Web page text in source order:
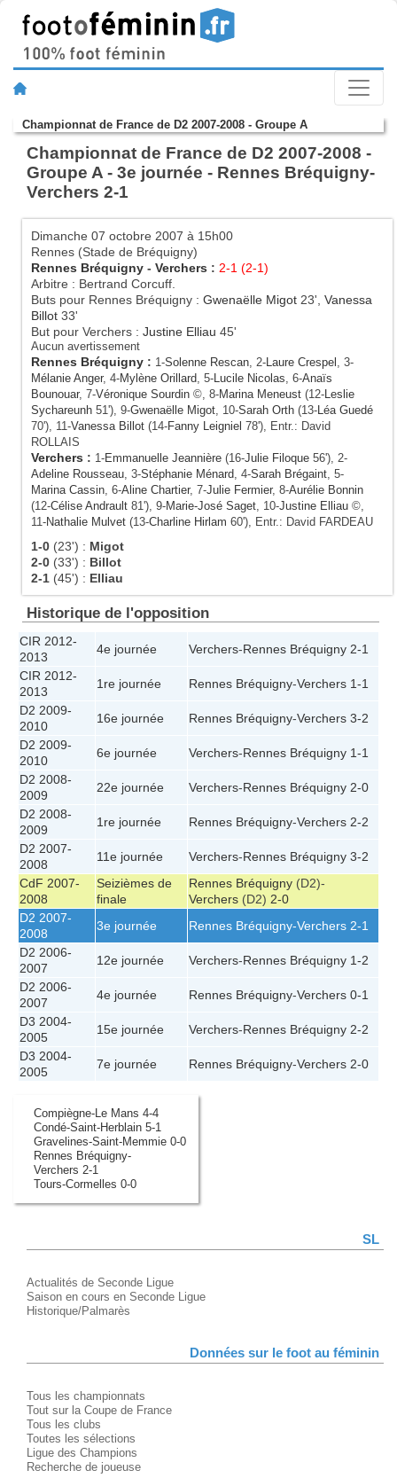
Championnat de France de D2 2007-2008 - Groupe A
Championnat de France de D2 2007-2008 -
Groupe A - 3e journée - Rennes Bréquigny-
Verchers 2-1
Dimanche 07 octobre 2007 à 15h00
Rennes (Stade de Bréquigny)
Rennes Bréquigny - Verchers : 2-1 (2-1)
Arbitre : Bertrand Corcuff.
Buts pour Rennes Bréquigny : Gwenaëlle Migot 23', Vanessa
Billot 33'
But pour Verchers : Justine Elliau 45'
Aucun avertissement
Rennes Bréquigny : 1-Solenne Rescan, 2-Laure Crespel , 3-
Mélanie Anger, 4-Mylène Orillard, 5-Lucile Nicolas, 6-Anaïs
Bounouar, 7-Véronique Sourdin ©, 8-Marina Meneust (12-Leslie
Sychareunh 51'), 9-Gwenaëlle Migot, 10-Sarah Orth (13-Léa Guedé
70'), 11-Vanessa Billot (14-Fanny Leigniel 78'), Entr.: David
ROLLAIS
Verchers : 1-Emmanuelle Jeannière (16-Julie Filoque 56'), 2-
Adeline Rousseau, 3-Stéphanie Ménard, 4-Sarah Brégaint, 5-
Marina Cassin, 6-Aline Chartier, 7-Julie Fermier, 8-Aurélie Bonnin
(12-Célise Andrault 81'), 9-Marie-José Saget, 10-Justine Elliau ©,
11-Nathalie Mulvet (13-Charline Hirlam 60'), Entr.: David FARDEAU
1-0 (23') : Migot
2-0 (33') : Billot
2-1 (45') : Elliau
Historique de l'opposition
CIR 2012-
2013
4e journée Verchers-Rennes Bréquigny 2-1
CIR 2012-
2013
1re journée Rennes Bréquigny-Verchers 1-1
D2 2009-
2010
16e journée Rennes Bréquigny-Verchers 3-2
D2 2009-
2010
6e journée Verchers-Rennes Bréquigny 1-1
D2 2008-
2009
22e journée Verchers-Rennes Bréquigny 2-0
D2 2008-
2009
1re journée Rennes Bréquigny-Verchers 2-2
D2 2007-
2008
11e journée Verchers-Rennes Bréquigny 3-2
CdF 2007-
2008
Seizièmes de
finale
Rennes Bréquigny (D2)-
Verchers (D2) 2-0
D2 2007-
2008
3e journée Rennes Bréquigny-Verchers 2-1
D2 2006-
2007
12e journée Verchers-Rennes Bréquigny 1-2
D2 2006-
2007
4e journée Rennes Bréquigny-Verchers 0-1
D3 2004-
2005
15e journée Verchers-Rennes Bréquigny 2-2
D3 2004-
2005
7e journée Rennes Bréquigny-Verchers 2-0
Compiègne-Le Mans 4-4
Condé-Saint-Herblain 5-1
Gravelines-Saint-Memmie 0-0
Rennes Bréquigny-
Verchers 2-1
Tours-Cormelles 0-0
SL
Actualités de Seconde Ligue
Saison en cours en Seconde Ligue
Historique/Palmarès
Données sur le foot au féminin
Tous les championnats
Tout sur la Coupe de France
Tous les clubs
Toutes les sélections
Ligue des Champions
Recherche de joueuse